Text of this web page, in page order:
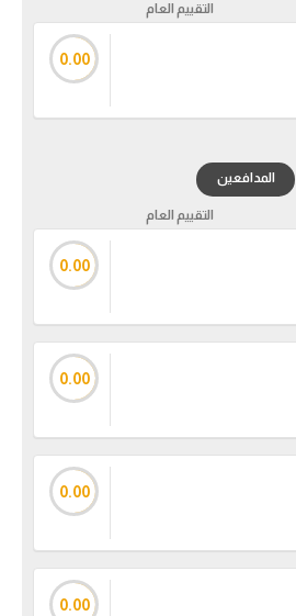
التقييم العام
0.00
المدافعين
التقييم العام
0.00
0.00
0.00
0.00